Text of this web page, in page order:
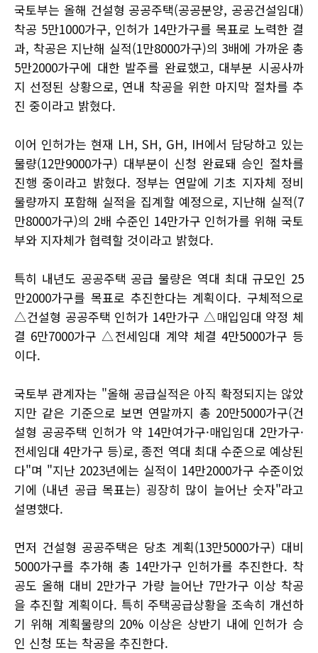
국토부는 올해 건설형 공공주택(공공분양, 공공건설임대)
착공 5만1000가구, 인허가 14만가구를 목표로 노력한 결
과, 착공은 지난해 실적(1만8000가구)의 3배에 가까운 총
5만2000가구에 대한 발주를 완료했고, 대부분 시공사까
지 선정된 상황으로, 연내 착공을 위한 마지막 절차를 추
진 중이라고 밝혔다.
이어 인허가는 현재 LH, SH, GH, IH에서 담당하고 있는
물량(12만9000가구) 대부분이 신청 완료돼 승인 절차를
진행 중이라고 밝혔다. 정부는 연말에 기초 지자체 정비
물량까지 포함해 실적을 집계할 예정으로, 지난해 실적(7
만8000가구)의 2배 수준인 14만가구 인허가를 위해 국토
부와 지자체가 협력할 것이라고 밝혔다.
특히 내년도 공공주택 공급 물량은 역대 최대 규모인 25
만2000가구를 목표로 추진한다는 계획이다. 구체적으로
△건설형 공공주택 인허가 14만가구 △매입임대 약정 체
결 6만7000가구 △전세임대 계약 체결 4만5000가구 등
이다.
국토부 관계자는 "올해 공급실적은 아직 확정되지는 않았
지만 같은 기준으로 보면 연말까지 총 20만5000가구(건
설형 공공주택 인허가 약 14만여가구·매입임대 2만가구·
전세임대 4만가구 등)로, 종전 역대 최대 수준으로 예상된
다"며 "지난 2023년에는 실적이 14만2000가구 수준이었
기에 (내년 공급 목표는) 굉장히 많이 늘어난 숫자"라고
설명했다.
먼저 건설형 공공주택은 당초 계획(13만5000가구) 대비
5000가구를 추가해 총 14만가구 인허가를 추진한다. 착
공도 올해 대비 2만가구 가량 늘어난 7만가구 이상 착공
을 추진할 계획이다. 특히 주택공급상황을 조속히 개선하
기 위해 계획물량의 20% 이상은 상반기 내에 인허가 승
인 신청 또는 착공을 추진한다.